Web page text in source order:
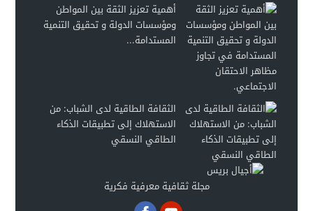
أهمية تعزيز الثقة بين المواطن
ومؤسسات الدولة و تحقيق التنمية
المستدامة...
الثقافة الطاقية لدى الشباب: من
الاستهلاك إلى تطبيقات الذكاء
الطاقي النسقي
مجلة ثقافية معرفية فكرية